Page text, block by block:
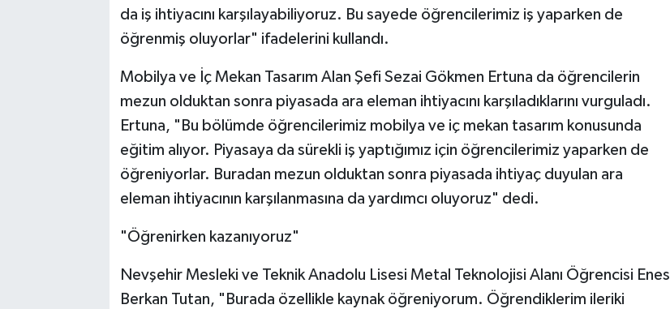
da iş ihtiyacını karşılayabiliyoruz. Bu sayede öğrencilerimiz iş yaparken de
öğrenmiş oluyorlar" ifadelerini kullandı.
Mobilya ve İç Mekan Tasarım Alan Şefi Sezai Gökmen Ertuna da öğrencilerin
mezun olduktan sonra piyasada ara eleman ihtiyacını karşıladıklarını vurguladı.
Ertuna, "Bu bölümde öğrencilerimiz mobilya ve iç mekan tasarım konusunda
eğitim alıyor. Piyasaya da sürekli iş yaptığımız için öğrencilerimiz yaparken de
öğreniyorlar. Buradan mezun olduktan sonra piyasada ihtiyaç duyulan ara
eleman ihtiyacının karşılanmasına da yardımcı oluyoruz" dedi.
"Öğrenirken kazanıyoruz"
Nevşehir Mesleki ve Teknik Anadolu Lisesi Metal Teknolojisi Alanı Öğrencisi Enes
Berkan Tutan, "Burada özellikle kaynak öğreniyorum. Öğrendiklerim ileriki